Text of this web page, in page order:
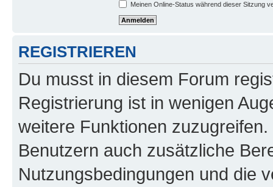
Meinen Online-Status während dieser Sitzung
REGISTRIEREN
Du musst in diesem Forum
Registrierung ist in wenigen
weitere Funktionen
Benutzern auch zusätzliche
Nutzungsbedingungen und die